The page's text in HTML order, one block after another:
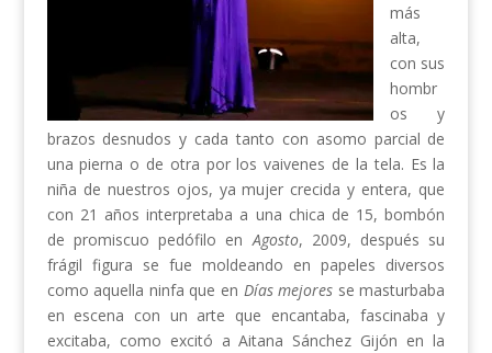
más
alta,
con sus
hombr
os y
brazos desnudos y cada tanto con asomo parcial de
una pierna o de otra por los vaivenes de la tela. Es la
niña de nuestros ojos, ya mujer crecida y entera, que
con 21 años interpretaba a una chica de 15, bombón
de promiscuo pedófilo enAgosto, 2009, después su
frágil figura se fue moldeando en papeles diversos
como aquella ninfa que en Días mejores se masturbaba
en escena con un arte que encantaba, fascinaba y
excitaba, como excitó a Aitana Sánchez Gijón en la